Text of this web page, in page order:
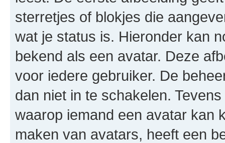
sterretjes of blokjes die
wat je status is. Hieronder kan
bekend als een avatar. Deze
voor iedere gebruiker. De
dan niet in te schakelen.
waarop iemand een avatar kan
maken van avatars, heeft een